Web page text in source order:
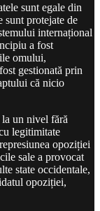
sunt egale din
sunt protejate de
internațional
a fost
omului,
gestionată prin
că nicio
la un nivel fără
legitimitate
opoziției
sale a provocat
state occidentale,
opoziției,